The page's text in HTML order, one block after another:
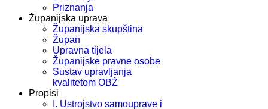
Priznanja
Županijska uprava
Županijska skupština
Župan
Upravna tijela
Županijske pravne osobe
Sustav upravljanja
kvalitetom OBŽ
Propisi
I. Ustrojstvo samouprave i